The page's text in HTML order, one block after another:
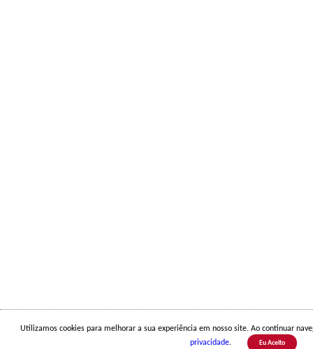
Utilizamos cookies para melhorar a sua experiência em nosso site. Ao continuar
privacidade. Eu Aceito